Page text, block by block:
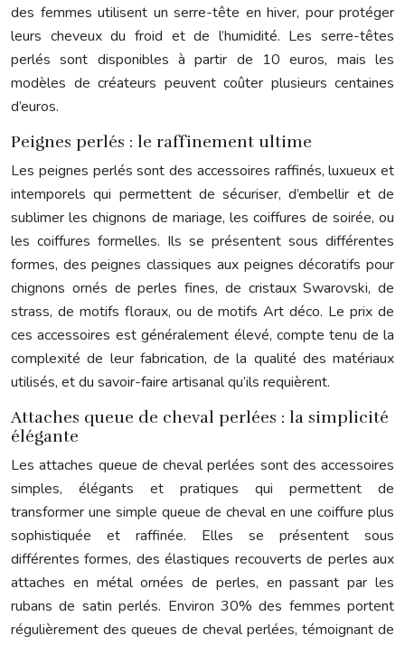
des femmes utilisent un serre-tête en hiver, pour protéger
leurs cheveux du froid et de l’humidité. Les serre-têtes
perlés sont disponibles à partir de 10 euros, mais les
modèles de créateurs peuvent coûter plusieurs centaines
d’euros.
Peignes perlés : le raffinement ultime
Les peignes perlés sont des accessoires raffinés, luxueux et
intemporels qui permettent de sécuriser, d’embellir et de
sublimer les chignons de mariage, les coiffures de soirée, ou
les coiffures formelles. Ils se présentent sous différentes
formes, des peignes classiques aux peignes décoratifs pour
chignons ornés de perles fines, de cristaux Swarovski, de
strass, de motifs floraux, ou de motifs Art déco. Le prix de
ces accessoires est généralement élevé, compte tenu de la
complexité de leur fabrication, de la qualité des matériaux
utilisés, et du savoir-faire artisanal qu’ils requièrent.
Attaches queue de cheval perlées : la simplicité
élégante
Les attaches queue de cheval perlées sont des accessoires
simples, élégants et pratiques qui permettent de
transformer une simple queue de cheval en une coiffure plus
sophistiquée et raffinée. Elles se présentent sous
différentes formes, des élastiques recouverts de perles aux
attaches en métal ornées de perles, en passant par les
rubans de satin perlés. Environ 30% des femmes portent
régulièrement des queues de cheval perlées, témoignant de